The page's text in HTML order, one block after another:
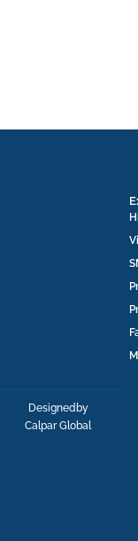
Designedby
Calpar Global